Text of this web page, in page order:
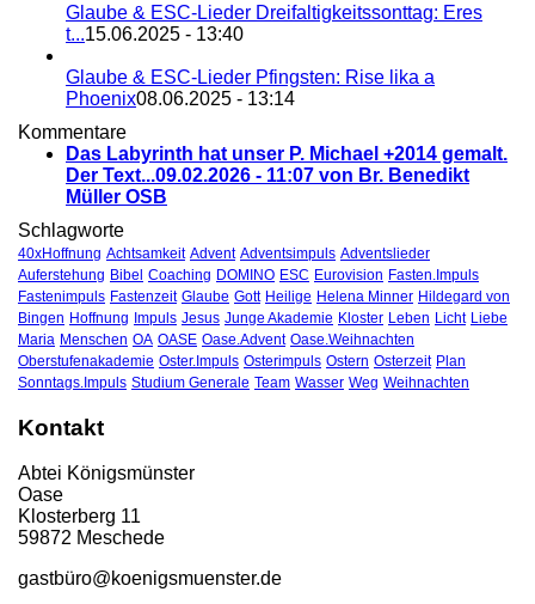
Glaube & ESC-Lieder Dreifaltigkeitssonttag: Eres
t...15.06.2025 - 13:40
Glaube & ESC-Lieder Pfingsten: Rise lika a
Phoenix08.06.2025 - 13:14
Kommentare
Das Labyrinth hat unser P. Michael +2014 gemalt.
Der Text...09.02.2026 - 11:07 von Br. Benedikt
Müller OSB
Schlagworte
40xHoffnung Achtsamkeit Advent Adventsimpuls Adventslieder
Auferstehung Bibel Coaching DOMINO ESC Eurovision Fasten.Impuls
Fastenimpuls Fastenzeit Glaube Gott Heilige Helena Minner Hildegard von
Bingen Hoffnung Impuls Jesus Junge Akademie Kloster Leben Licht Liebe
Maria Menschen OA OASE Oase.Advent Oase.Weihnachten
Oberstufenakademie Oster.Impuls Osterimpuls Ostern Osterzeit Plan
Sonntags.Impuls Studium Generale Team Wasser Weg Weihnachten
Kontakt
Abtei Königsmünster
Oase
Klosterberg 11
59872 Meschede
gastbüro@koenigsmuenster.de